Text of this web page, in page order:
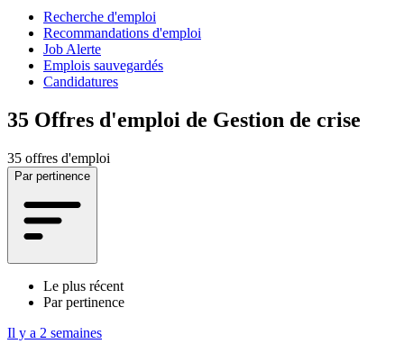
Recherche d'emploi
Recommandations d'emploi
Job Alerte
Emplois sauvegardés
Candidatures
35 Offres d'emploi de Gestion de crise
35 offres d'emploi
Par pertinence
Le plus récent
Par pertinence
Il y a 2 semaines